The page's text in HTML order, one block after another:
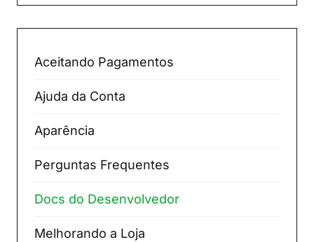
Aceitando Pagamentos
Ajuda da Conta
Aparência
Perguntas Frequentes
Docs do Desenvolvedor
Melhorando a Loja